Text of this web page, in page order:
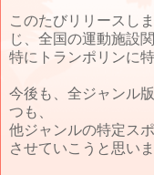
このたびリリースし
じ、全国の運動施設
特にトランポリンに
今後も、全ジャンル
つも、
他ジャンルの特定ス
させていこうと思いま